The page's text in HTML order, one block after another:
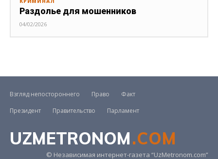
Раздолье для мошенников
04/02/2026
Взгляд непостороннего Право
Факт
Президент
Правительство Парламент
UZMETRONOM.COM
© Независимая интернет-газета “UzMetronom.com”